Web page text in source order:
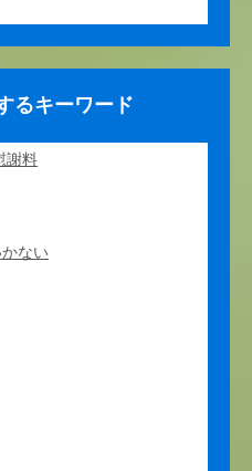
るキーワード
謝料
ない